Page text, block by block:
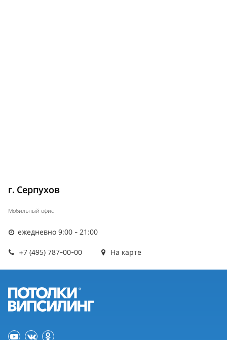
г. Серпухов
Мобильный офис
ежедневно 9:00 - 21:00
+7 (495) 787-00-00 На карте